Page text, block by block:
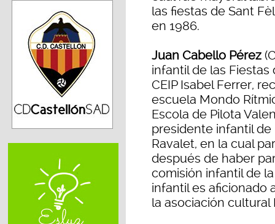
las fiestas de Sant
en 1986.
Juan Cabello Pérez
infantil de las Fiestas
CEIP Isabel Ferrer,
escuela Mondo
Escola de Pilota
presidente infantil de
Ravalet, en la cual
después de haber
comisión infantil de
infantil es aficionado
la asociación cultural